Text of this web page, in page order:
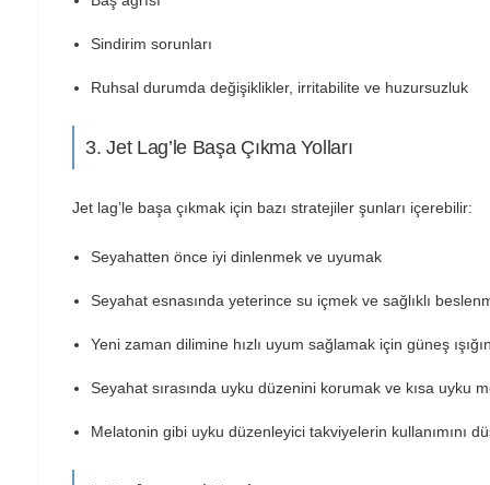
Sindirim sorunları
Ruhsal durumda değişiklikler, irritabilite ve huzursuzluk
3. Jet Lag’le Başa Çıkma Yolları
Jet lag’le başa çıkmak için bazı stratejiler şunları içerebilir:
Seyahatten önce iyi dinlenmek ve uyumak
Seyahat esnasında yeterince su içmek ve sağlıklı
Yeni zaman dilimine hızlı uyum sağlamak için güneş
Seyahat sırasında uyku düzenini korumak ve kısa uyku
Melatonin gibi uyku düzenleyici takviyelerin kullanımını